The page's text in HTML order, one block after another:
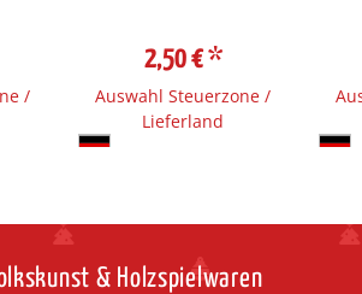
/
2,50 €*
Auswahl Steuerzone /
Lieferland
& Holzspielwaren